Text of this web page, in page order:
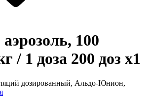
100
/ 1 доза 200 доз x1
дозированный, Альдо-Юнион,